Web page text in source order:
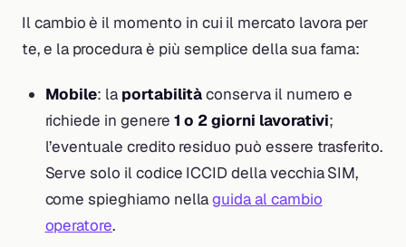
Il cambio è il momento in cui il mercato lavora per
te, e la procedura è più semplice della sua fama:
Mobile: la portabilitàconserva il numero e
richiede in genere 1 o 2 giorni lavorativi;
l’eventuale credito residuo può essere trasferito.
Serve solo il codice ICCID della vecchia SIM,
come spieghiamo nellaguida al cambio
operatore.